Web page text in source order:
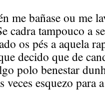
me bañase ou me
cadra tampouco a
os pés a aquela
decido que de
polo benestar
veces esquezo para